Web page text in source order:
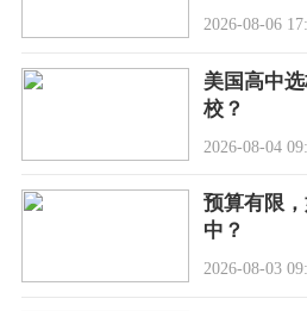
2026-08-06
美国高中
校？
2026-08-04
预算有限
中？
2026-08-03